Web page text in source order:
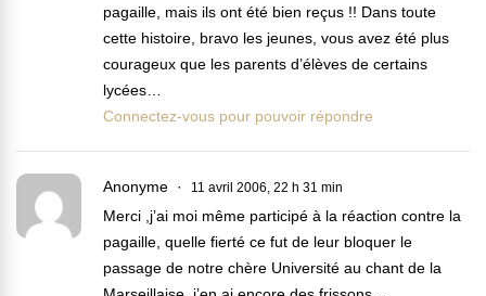
pagaille, mais ils ont été bien reçus !! Dans toute
cette histoire, bravo les jeunes, vous avez été plus
courageux que les parents d’élèves de certains
lycées…
Connectez-vous pour pouvoir répondre
Anonyme 11 avril 2006, 22 h 31 min
Merci ,j’ai moi même participé à la réaction contre la
pagaille, quelle fierté ce fut de leur bloquer le
passage de notre chère Université au chant de la